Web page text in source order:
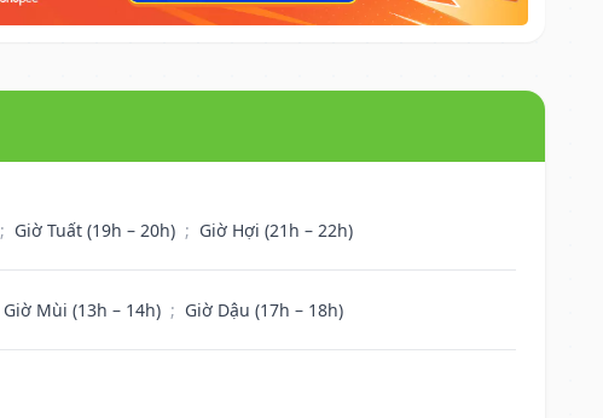
; Giờ Tuất (19h – 20h) ; Giờ Hợi (21h – 22h)
Giờ Mùi (13h – 14h) ; Giờ Dậu (17h – 18h)